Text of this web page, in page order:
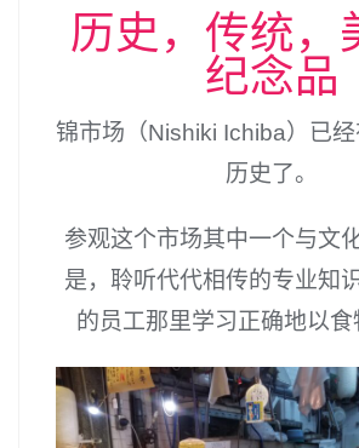
历史，传统，
纪念品
锦市场（Nishiki Ichiba）已
历史了。
参观这个市场其中一个与文
是，聆听代代相传的专业知
的员工那里学习正确地以食